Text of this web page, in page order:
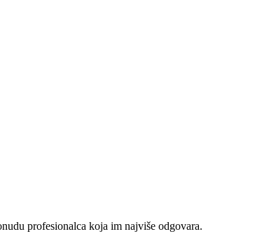
profesionalca koja im najviše odgovara.